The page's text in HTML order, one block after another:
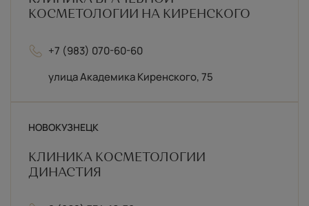
КОСМЕТОЛОГИИ НА КИРЕНСКОГО
+7 (983) 070-60-60
улица Академика Киренского, 75
НОВОКУЗНЕЦК
КЛИНИКА КОСМЕТОЛОГИИ
ДИНАСТИЯ